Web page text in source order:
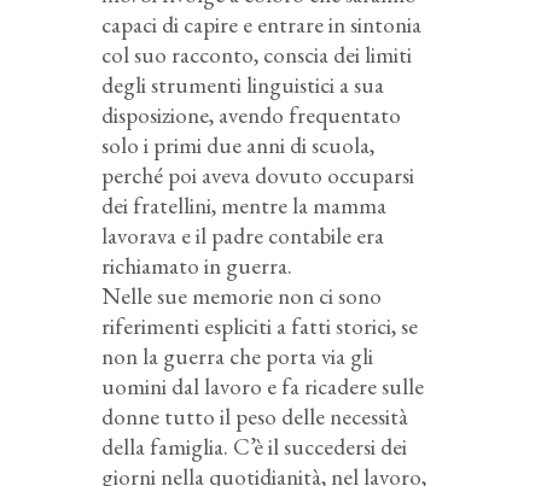
capaci di capire e entrare in sintonia
col suo racconto, conscia dei limiti
degli strumenti linguistici a sua
disposizione, avendo frequentato
solo i primi due anni di scuola,
perché poi aveva dovuto occuparsi
dei fratellini, mentre la mamma
lavorava e il padre contabile era
richiamato in guerra.
Nelle sue memorie non ci sono
riferimenti espliciti a fatti storici, se
non la guerra che porta via gli
uomini dal lavoro e fa ricadere sulle
donne tutto il peso delle necessità
della famiglia. C’è il succedersi dei
giorni nella quotidianità, nel lavoro,